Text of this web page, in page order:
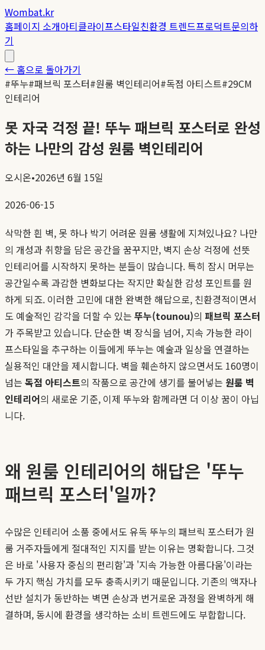
Wombat.kr
홈페이지 소개아티클라이프스타일친환경 트렌드프로덕트문의하
기
← 홈으로 돌아가기
#뚜누#패브릭 포스터#원룸 벽인테리어#독점 아티스트#29CM
인테리어
못 자국 걱정 끝! 뚜누 패브릭 포스터로 완성
하는 나만의 감성 원룸 벽인테리어
오시온•2026년 6월 15일
2026-06-15
삭막한 흰 벽, 못 하나 박기 어려운 원룸 생활에 지쳐있나요? 나만
의 개성과 취향을 담은 공간을 꿈꾸지만, 벽지 손상 걱정에 선뜻
인테리어를 시작하지 못하는 분들이 많습니다. 특히 잠시 머무는
공간일수록 과감한 변화보다는 작지만 확실한 감성 포인트를 원
하게 되죠. 이러한 고민에 대한 완벽한 해답으로, 친환경적이면서
도 예술적인 감각을 더할 수 있는 뚜누(tounou)의 패브릭 포스터
가 주목받고 있습니다. 단순한 벽 장식을 넘어, 지속 가능한 라이
프스타일을 추구하는 이들에게 뚜누는 예술과 일상을 연결하는
실용적인 대안을 제시합니다. 벽을 훼손하지 않으면서도 160명이
넘는 독점 아티스트의 작품으로 공간에 생기를 불어넣는 원룸 벽
인테리어의 새로운 기준, 이제 뚜누와 함께라면 더 이상 꿈이 아닙
니다.
왜 원룸 인테리어의 해답은 '뚜누
패브릭 포스터'일까?
수많은 인테리어 소품 중에서도 유독 뚜누의 패브릭 포스터가 원
룸 거주자들에게 절대적인 지지를 받는 이유는 명확합니다. 그것
은 바로 '사용자 중심의 편리함'과 '지속 가능한 아름다움'이라는
두 가지 핵심 가치를 모두 충족시키기 때문입니다. 기존의 액자나
선반 설치가 동반하는 벽면 손상과 번거로운 과정을 완벽하게 해
결하며, 동시에 환경을 생각하는 소비 트렌드에도 부합합니다.